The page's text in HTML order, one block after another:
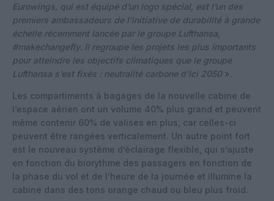
Eurowings, qui est équipé d’un logo spécial, est l’un des
premiers ambassadeurs de l’initiative de durabilité à grande
échelle récemment lancée par le groupe Lufthansa,
#makechangefly. Il regroupe les projets les plus importants
pour atteindre les objectifs climatiques que le groupe
Lufthansa s’est fixés : neutralité carbone d’ici 2050».
Les compartiments à bagages de la nouvelle cabine de
l’espace aérien ont un volume 40% plus grand et peuvent
même contenir 60% de valises en plus, car celles-ci
peuvent être rangées verticalement. Un autre point fort
est le nouveau système d’éclairage flexible, qui s’ajuste
en fonction du biorythme des passagers en fonction de
la phase du vol et de l’heure de la journée et illumine la
cabine dans des tons orange chaud ou bleu plus froid.